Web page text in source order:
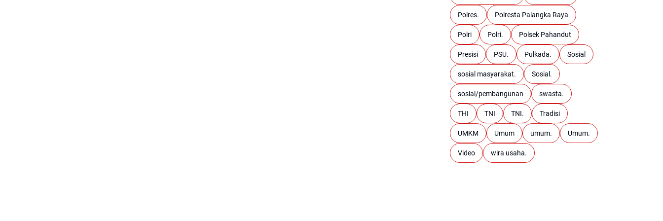
Polres. Polresta Palangka Raya
Polri Polri. Polsek Pahandut
Presisi PSU. Pulkada. Sosial
sosial masyarakat. Sosial.
sosial/pembangunan swasta.
THI TNI TNI. Tradisi
UMKM Umum umum. Umum.
Video wira usaha.